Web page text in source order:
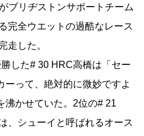
ブリヂストンサポートチーム
完全ウエットの過酷なレース
走した。
した# 30 HRC高橋は「セー
ーって、絶対的に微妙ですよ
沸かせていた。2位の# 21
、シューイと呼ばれるオース